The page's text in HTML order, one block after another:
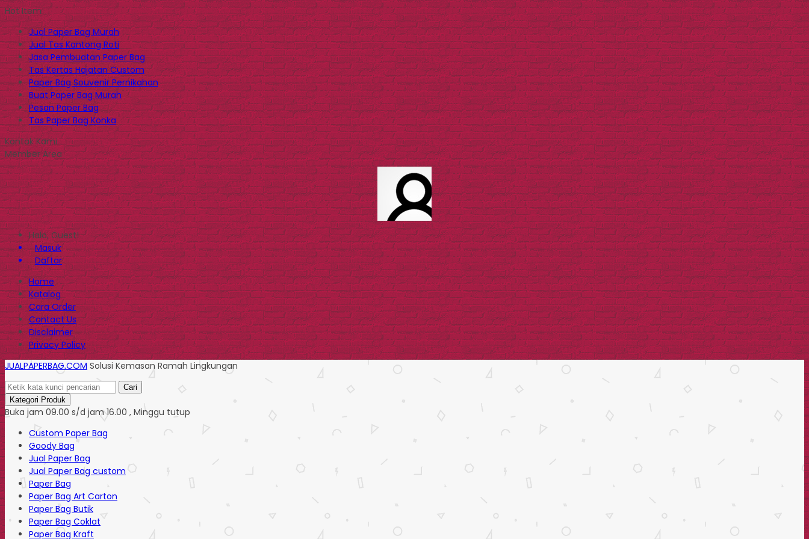
Hot Item
Jual Paper Bag Murah
Jual Tas Kantong Roti
Jasa Pembuatan Paper Bag
Tas Kertas Hajatan Custom
Paper Bag Souvenir Pernikahan
Buat Paper Bag Murah
Pesan Paper Bag
Tas Paper Bag Konka
Kontak Kami
Member Area
Halo, Guest!
Masuk
Daftar
Home
Katalog
Cara Order
Contact Us
Disclaimer
Privacy Policy
JUALPAPERBAG.COM Solusi Kemasan Ramah Lingkungan
Cari
Kategori Produk
Buka jam 09.00 s/d jam 16.00 , Minggu tutup
Custom Paper Bag
Goody Bag
Jual Paper Bag
Jual Paper Bag custom
Paper Bag
Paper Bag Art Carton
Paper Bag Butik
Paper Bag Coklat
Paper Bag Kraft